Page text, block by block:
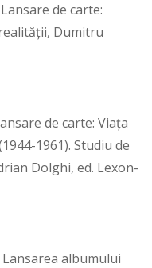
Lansare de carte:
Dumitru
de carte: Viața
1961). Studiu de
Dolghi, ed. Lexon-
Lansarea albumului